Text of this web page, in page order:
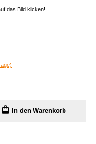
das Bild klicken!
In den Warenkorb